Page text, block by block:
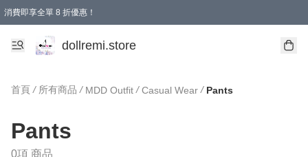
消費即享全單 8 折優惠！
購物滿 HKD 1500.00即享免運費優惠！（適用於 本地送貨、本地取貨、國際送貨 )
dollremi.store
首頁 / 所有商品 / MDD Outfit / Casual Wear / Pants
Pants
0項 商品